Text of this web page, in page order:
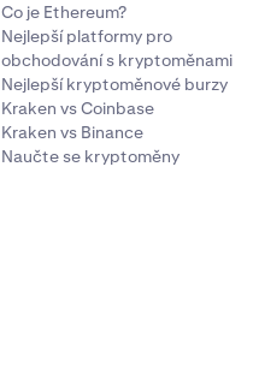
Co je Ethereum?
Nejlepší platformy pro
obchodování s kryptoměnami
Nejlepší kryptoměnové burzy
Kraken vs Coinbase
Kraken vs Binance
Naučte se kryptoměny